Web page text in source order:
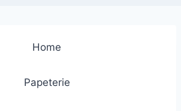
Home
Papeterie